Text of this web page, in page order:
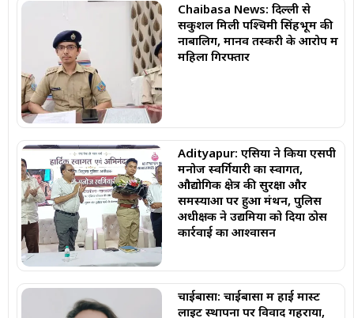
Chaibasa News: दिल्ली से
सकुशल मिली पश्चिमी सिंहभूम की
नाबालिग, मानव तस्करी के आरोप में
महिला गिरफ्तार
Adityapur: एसिया ने किया एसपी
मनोज स्वर्गियारी का स्वागत,
औद्योगिक क्षेत्र की सुरक्षा और
समस्याओं पर हुआ मंथन, पुलिस
अधीक्षक ने उद्यमियों को दिया ठोस
कार्रवाई का आश्वासन
चाईबासा: चाईबासा में हाई मास्ट
लाइट स्थापना पर विवाद गहराया,